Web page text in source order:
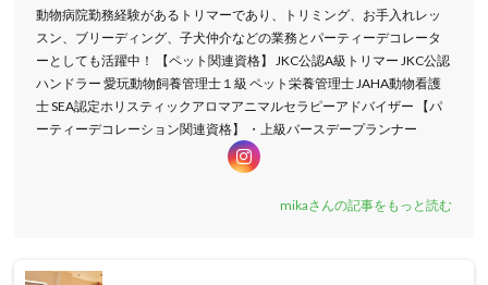
動物病院勤務経験があるトリマーであり、トリミング、お手入れレッ
スン、ブリーディング、子犬仲介などの業務とパーティーデコレータ
ーとしても活躍中！ 【ペット関連資格】 JKC公認A級トリマー JKC公認
ハンドラー 愛玩動物飼養管理士１級 ペット栄養管理士 JAHA動物看護
士 SEA認定ホリスティックアロマアニマルセラピーアドバイザー 【パ
ーティーデコレーション関連資格】 ・上級バースデープランナー
mikaさんの記事をもっと読む